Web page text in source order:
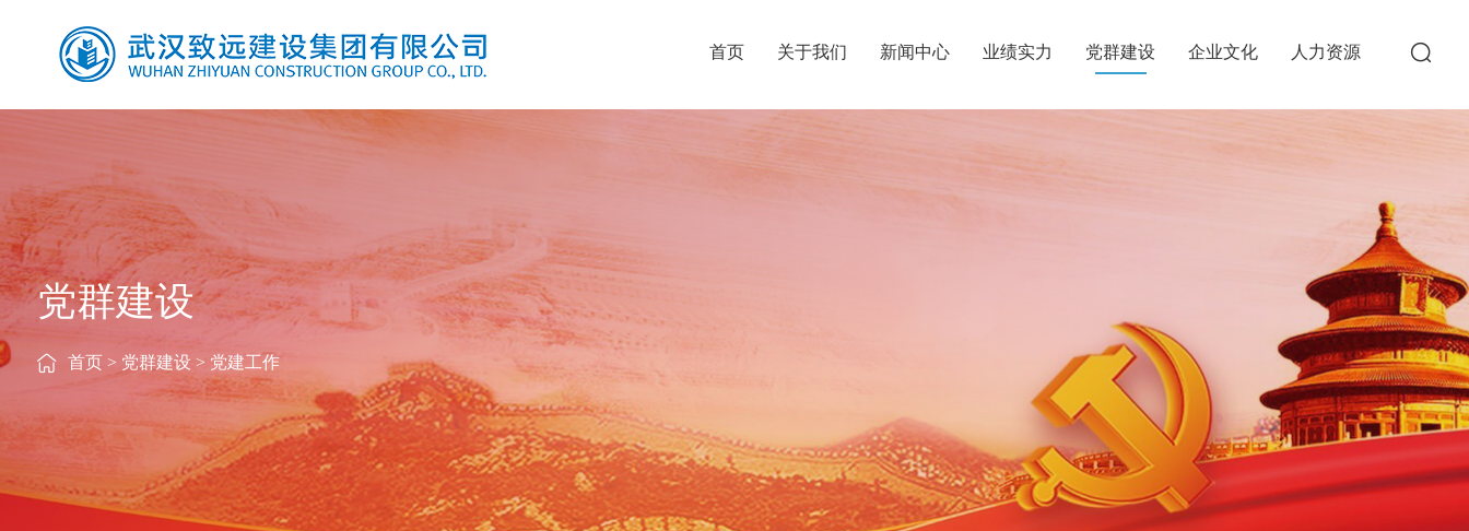
首页 关于我们 新闻中心 业绩实力 党群建设 企业文化 人力资源
党群建设
首页> 党群建设 > 党建工作